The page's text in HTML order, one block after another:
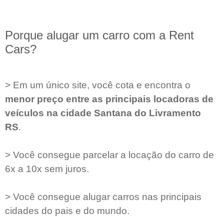
Porque alugar um carro com a Rent
Cars?
> Em um único site, você cota e encontra o
menor preço entre as principais locadoras de
veículos na cidade Santana do Livramento
RS.
> Você consegue parcelar a locação do carro de
6x a 10x sem juros.
> Você consegue alugar carros nas principais
cidades do pais e do mundo.